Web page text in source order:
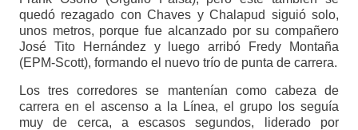
quedó rezagado con Chaves y Chalapud siguió solo,
unos metros, porque fue alcanzado por su compañero
José Tito Hernández y luego arribó Fredy Montaña
(EPM-Scott), formando el nuevo trío de punta de carrera.
Los tres corredores se mantenían como cabeza de
carrera en el ascenso a la Línea, el grupo los seguía
muy de cerca, a escasos segundos, liderado por